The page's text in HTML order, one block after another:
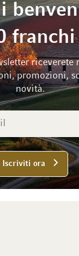
franchi
riceverete
promozioni,
novità.
Iscriviti ora